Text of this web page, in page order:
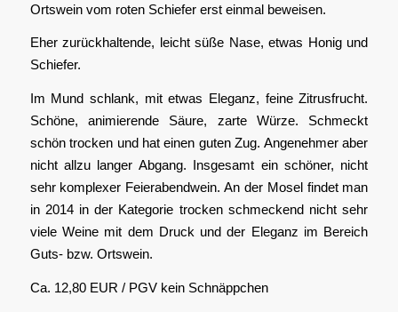
Ortswein vom roten Schiefer erst einmal beweisen.
Eher zurückhaltende, leicht süße Nase, etwas Honig und
Schiefer.
Im Mund schlank, mit etwas Eleganz, feine Zitrusfrucht.
Schöne, animierende Säure, zarte Würze. Schmeckt
schön trocken und hat einen guten Zug. Angenehmer aber
nicht allzu langer Abgang. Insgesamt ein schöner, nicht
sehr komplexer Feierabendwein. An der Mosel findet man
in 2014 in der Kategorie trocken schmeckend nicht sehr
viele Weine mit dem Druck und der Eleganz im Bereich
Guts- bzw. Ortswein.
Ca. 12,80 EUR / PGV kein Schnäppchen